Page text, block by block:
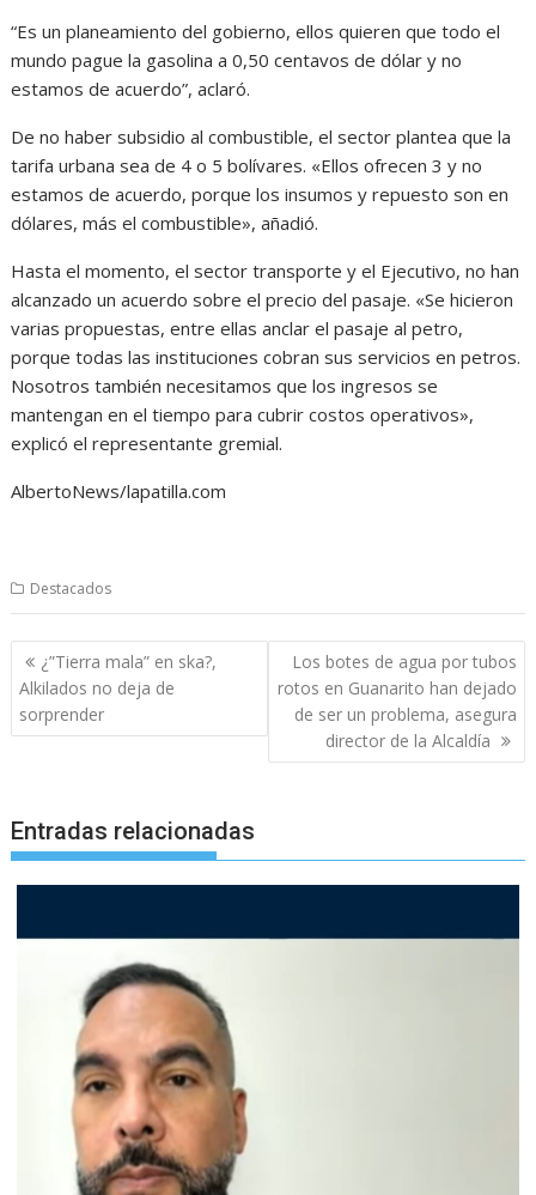
“Es un planeamiento del gobierno, ellos quieren que todo el
mundo pague la gasolina a 0,50 centavos de dólar y no
estamos de acuerdo”, aclaró.
De no haber subsidio al combustible, el sector plantea que la
tarifa urbana sea de 4 o 5 bolívares. «Ellos ofrecen 3 y no
estamos de acuerdo, porque los insumos y repuesto son en
dólares, más el combustible», añadió.
Hasta el momento, el sector transporte y el Ejecutivo, no han
alcanzado un acuerdo sobre el precio del pasaje. «Se hicieron
varias propuestas, entre ellas anclar el pasaje al petro,
porque todas las instituciones cobran sus servicios en petros.
Nosotros también necesitamos que los ingresos se
mantengan en el tiempo para cubrir costos operativos»,
explicó el representante gremial.
AlbertoNews/lapatilla.com
Destacados
Navegación
de
entradas
¿”Tierra mala” en ska?,
Alkilados no deja de
sorprender
Los botes de agua por tubos
rotos en Guanarito han dejado
de ser un problema, asegura
director de la Alcaldía
Entradas relacionadas